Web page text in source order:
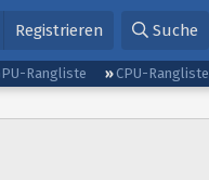
Registrieren Suche
Rangliste
CPU-Rangliste